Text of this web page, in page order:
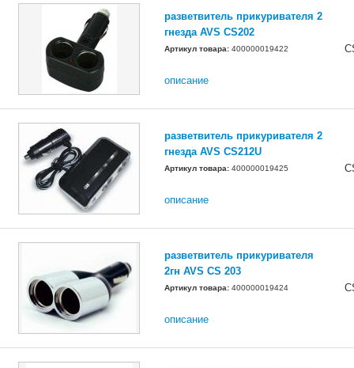
разветвитель прикуривателя 2
гнезда AVS CS202
Артикул товара: 400000019422
описание
разветвитель прикуривателя 2
гнезда AVS CS212U
Артикул товара: 400000019425
описание
разветвитель прикуривателя
2гн AVS CS 203
Артикул товара: 400000019424
описание